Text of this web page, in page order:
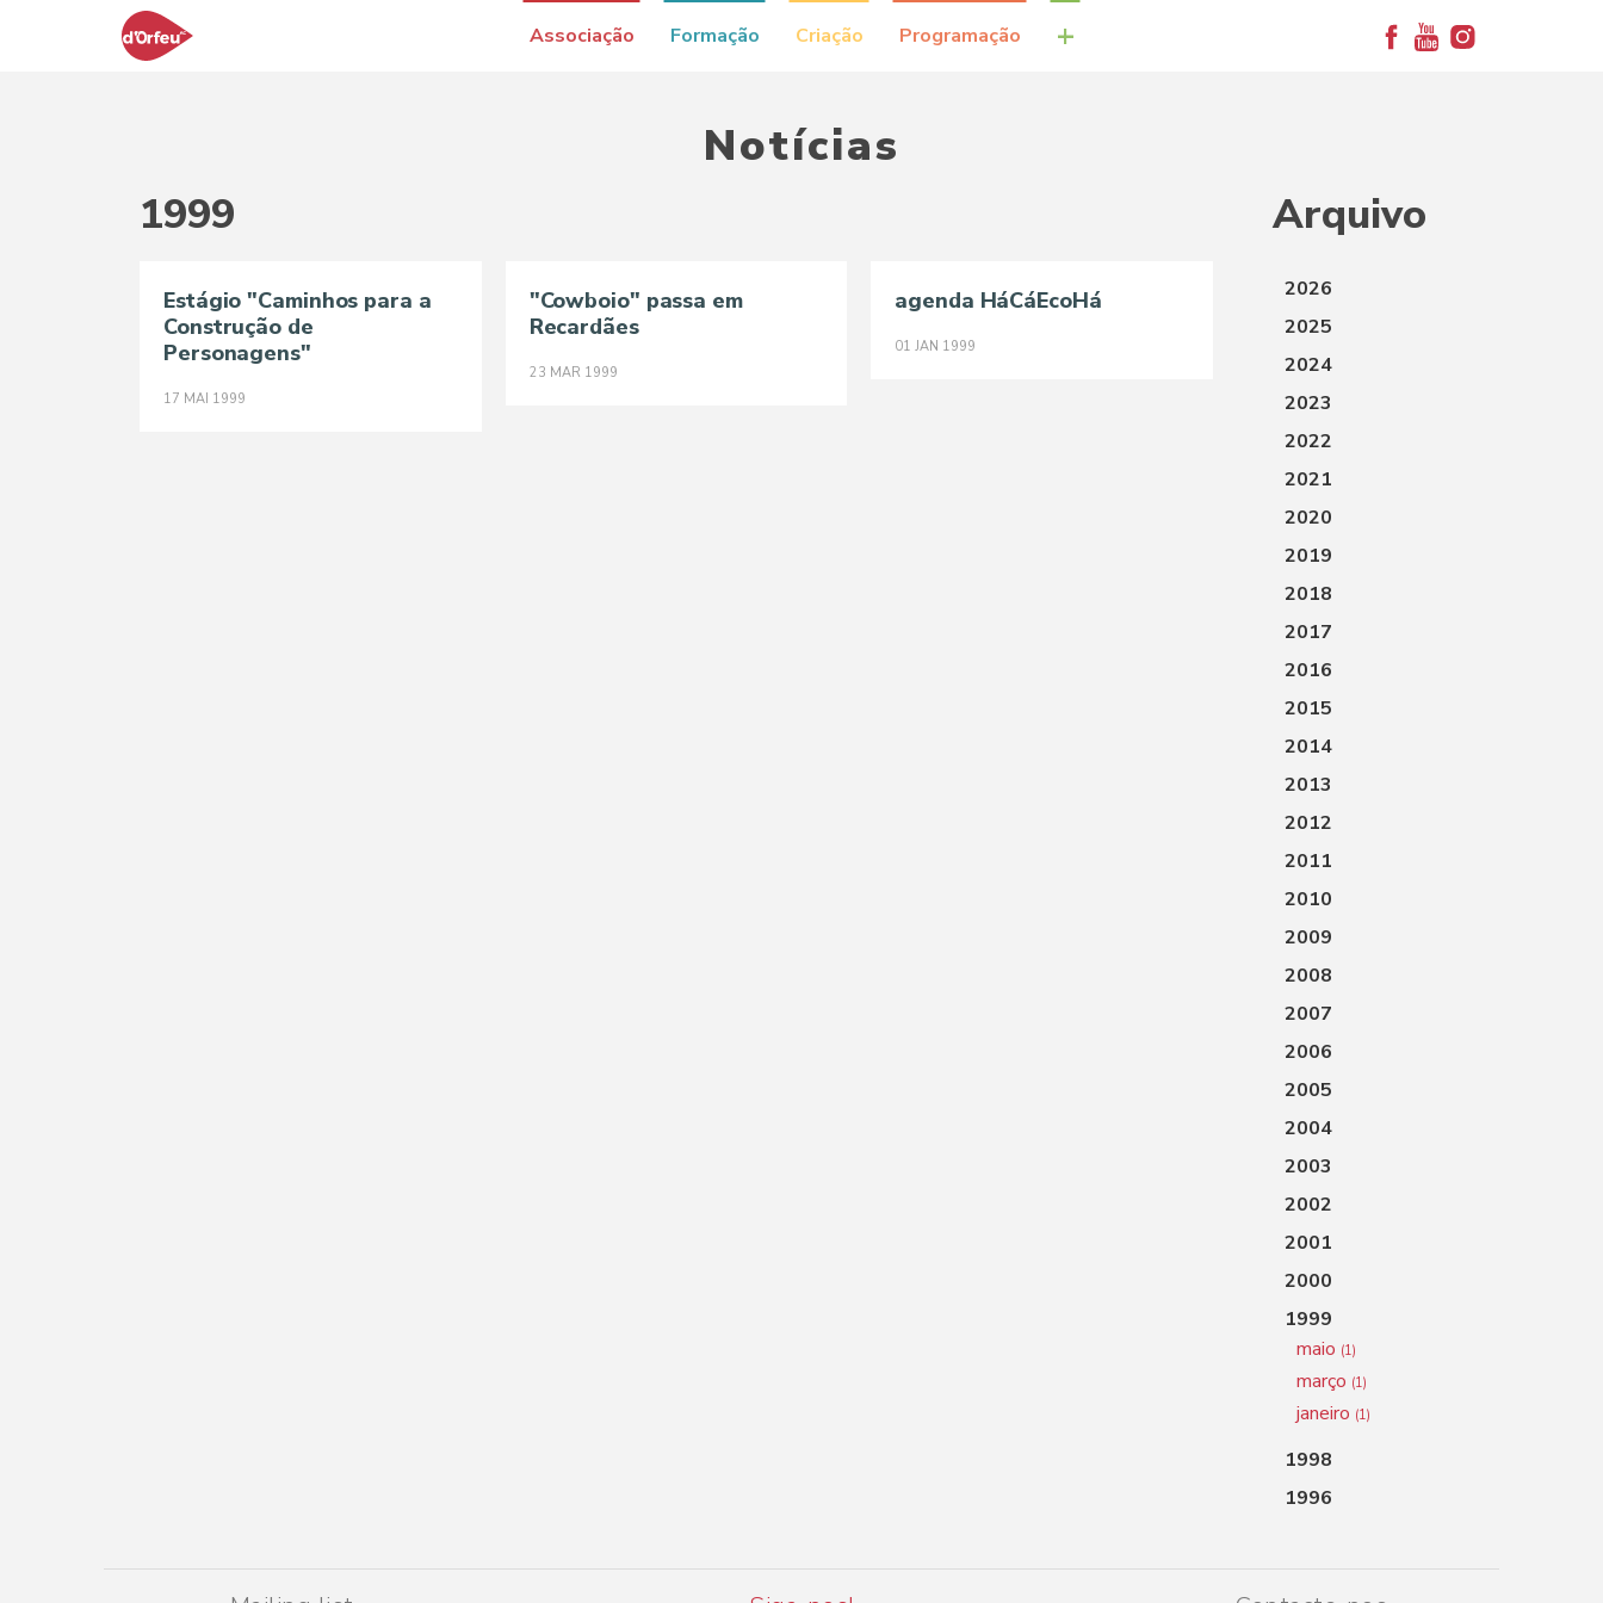
Associação Formação Criação Programação +
Notícias
1999
Estágio "Caminhos para a
Construção de
Personagens"
17 MAI 1999
"Cowboio" passa em
Recardães
23 MAR 1999
agenda HáCáEcoHá
01 JAN 1999
Arquivo
2026
2025
2024
2023
2022
2021
2020
2019
2018
2017
2016
2015
2014
2013
2012
2011
2010
2009
2008
2007
2006
2005
2004
2003
2002
2001
2000
1999
maio (1)
março (1)
janeiro (1)
1998
1996